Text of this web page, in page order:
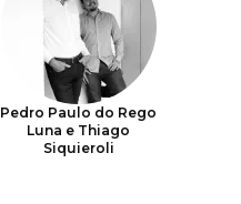
Pedro Paulo do Rego
Luna e Thiago
Siquieroli